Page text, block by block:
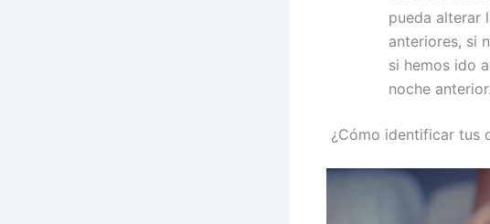
pueda alterar
anteriores, si
si hemos ido
noche anterior.
¿Cómo identificar tus